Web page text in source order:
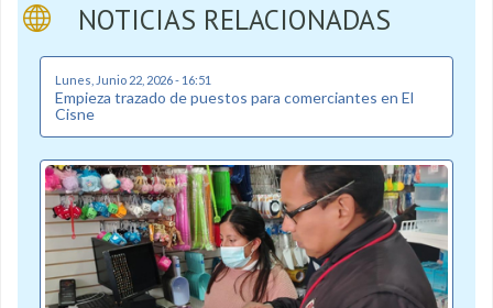
NOTICIAS RELACIONADAS
Lunes, Junio 22, 2026 - 16:51
Empieza trazado de puestos para comerciantes en El
Cisne